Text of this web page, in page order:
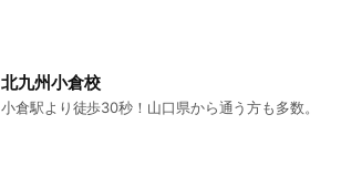
北九州小倉校
小倉駅より徒歩30秒！山口県から通う方も多数。